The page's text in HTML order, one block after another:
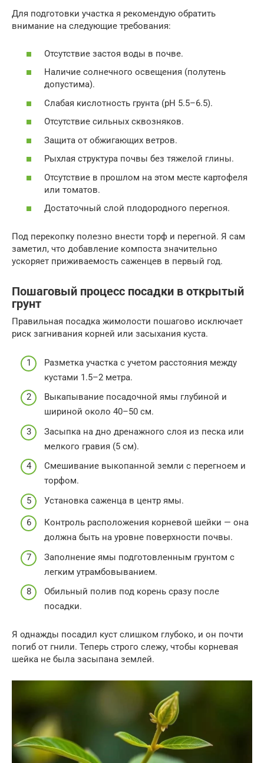
Для подготовки участка я рекомендую обратить
внимание на следующие требования:
Отсутствие застоя воды в почве.
Наличие солнечного освещения (полутень
допустима).
Слабая кислотность грунта (pH 5.5–6.5).
Отсутствие сильных сквозняков.
Защита от обжигающих ветров.
Рыхлая структура почвы без тяжелой глины.
Отсутствие в прошлом на этом месте картофеля
или томатов.
Достаточный слой плодородного перегноя.
Под перекопку полезно внести торф и перегной. Я сам
заметил, что добавление компоста значительно
ускоряет приживаемость саженцев в первый год.
Пошаговый процесс посадки в открытый
грунт
Правильная посадка жимолости пошагово исключает
риск загнивания корней или засыхания куста.
Разметка участка с учетом расстояния между
кустами 1.5–2 метра.
Выкапывание посадочной ямы глубиной и
шириной около 40–50 см.
Засыпка на дно дренажного слоя из песка или
мелкого гравия (5 см).
Смешивание выкопанной земли с перегноем и
торфом.
Установка саженца в центр ямы.
Контроль расположения корневой шейки — она
должна быть на уровне поверхности почвы.
Заполнение ямы подготовленным грунтом с
легким утрамбовыванием.
Обильный полив под корень сразу после
посадки.
Я однажды посадил куст слишком глубоко, и он почти
погиб от гнили. Теперь строго слежу, чтобы корневая
шейка не была засыпана землей.